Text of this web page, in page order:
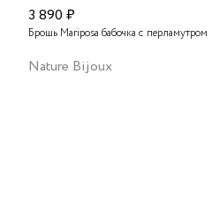
3 890 ₽
Брошь Mariposa бабочка с перламутром
Nature Bijoux